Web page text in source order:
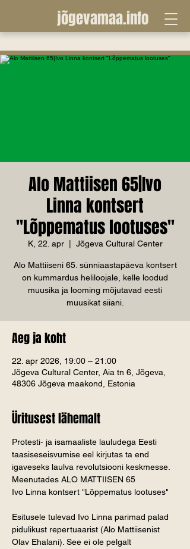
jõgevamaa.info
Alo Mattiisen 65|Ivo
Linna kontsert
"Lõppematus lootuses"
K, 22. apr
  |
Jõgeva Cultural Center
Alo Mattiiseni 65. sünniaastapäeva kontsert
on kummardus heliloojale, kelle loodud
muusika ja looming mõjutavad eesti
muusikat siiani.
Aeg ja koht
22. apr 2026, 19:00 – 21:00
Jõgeva Cultural Center, Aia tn 6, Jõgeva,
48306 Jõgeva maakond, Estonia
Üritusest lähemalt
Protesti- ja isamaaliste lauludega Eesti
taasiseseisvumise eel kirjutas ta end
igaveseks laulva revolutsiooni keskmesse.
Meenutades ALO MATTIISEN 65
Ivo Linna kontsert "Lõppematus lootuses"
Esitusele tulevad Ivo Linna parimad palad
pidulikust repertuaarist (Alo Mattiisenist
Olav Ehalani). See ei ole pelgalt